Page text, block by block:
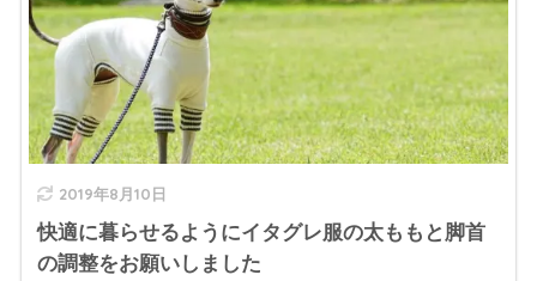
2019年8月10日
快適に暮らせるようにイタグレ服の太ももと脚首
の調整をお願いしました